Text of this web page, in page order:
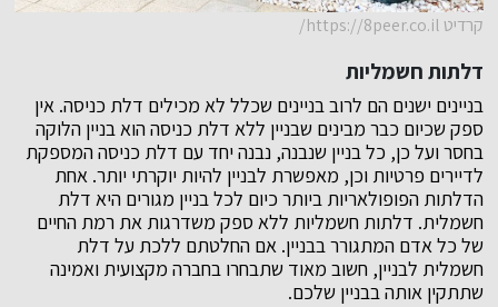
קרדיט https://8peer.co.il/
דלתות חשמליות
בניינים ישנים הם לרוב בניינים שכלל לא מכילים דלת כניסה. אין
ספק שכיום כבר מבינים שבניין ללא דלת כניסה הוא בניין הלוקה
בחסר ועל כן, כל בניין שנבנה, נבנה יחד עם דלת כניסה המספקת
לדיירים פרטיות וכן, מאפשרת לבניין להיות יוקרתי יותר. אחת
הדלתות הפופולאריות ביותר כיום לכל בניין מגורים היא דלת
חשמלית. דלתות חשמליות ללא ספק משדרגות את רמת החיים
של כל אדם המתגורר בבניין. אם החלטתם ללכת על דלת
חשמלית לבניין, חשוב מאוד שתבחרו בחברה מקצועית ואמינה
שתתקין אותה בבניין שלכם.